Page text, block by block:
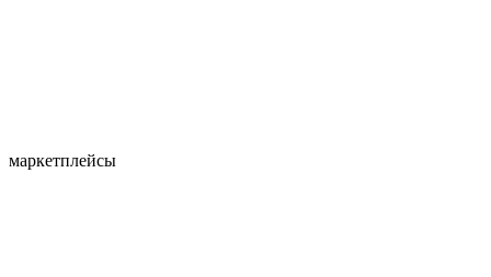
маркетплейсы